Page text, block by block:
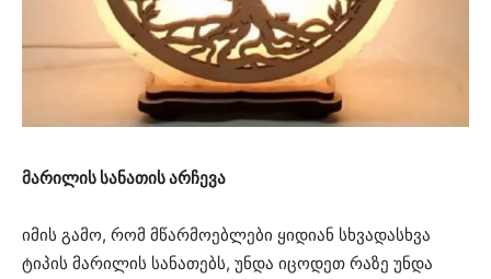
მარილის სანათის არჩევა
იმის გამო, რომ მწარმოებლები ყიდიან სხვადასხვა
ტიპის მარილის სანათებს, უნდა იცოდეთ რაზე უნდა